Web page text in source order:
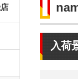
入荷